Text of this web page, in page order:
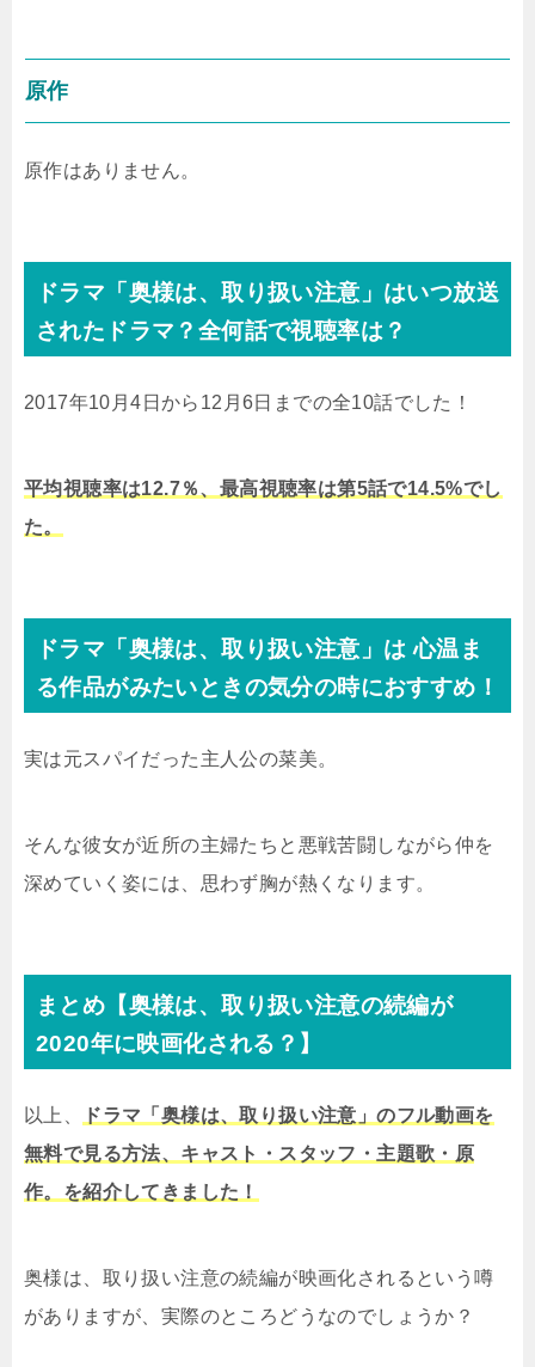
原作
原作はありません。
ドラマ「奥様は、取り扱い注意」はいつ放送
されたドラマ？全何話で視聴率は？
2017年10月4日から12月6日までの全10話でした！
平均視聴率は12.7％、最高視聴率は第5話で14.5%でし
た。
ドラマ「奥様は、取り扱い注意」は 心温ま
る作品がみたいときの気分の時におすすめ！
実は元スパイだった主人公の菜美。
そんな彼女が近所の主婦たちと悪戦苦闘しながら仲を
深めていく姿には、思わず胸が熱くなります。
まとめ【奥様は、取り扱い注意の続編が
2020年に映画化される？】
以上、
ドラマ「奥様は、取り扱い注意」のフル動画を
無料で見る方法、キャスト・スタッフ・主題歌・原
作。を紹介してきました！
奥様は、取り扱い注意の続編が映画化されるという噂
がありますが、実際のところどうなのでしょうか？